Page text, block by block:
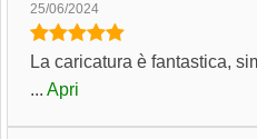
25/06/2024
La caricatura è fantastica,
... Apri